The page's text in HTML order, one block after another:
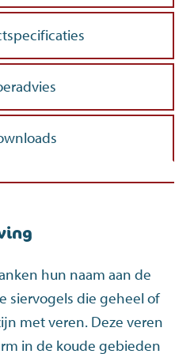
hun naam aan de
siervogels die geheel of
met veren. Deze veren
in de koude gebieden